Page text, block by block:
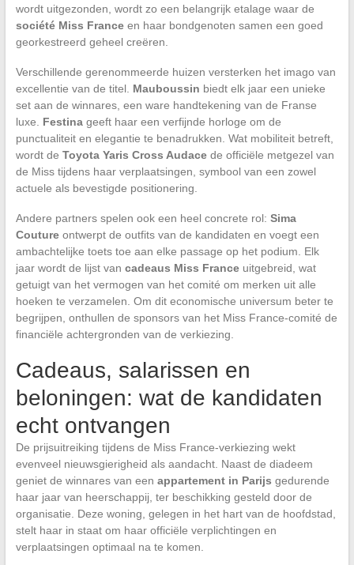
wordt uitgezonden, wordt zo een belangrijk etalage waar de
société Miss Franceen haar bondgenoten samen een goed
georkestreerd geheel creëren.
Verschillende gerenommeerde huizen versterken het imago van
excellentie van de titel. Mauboussin biedt elk jaar een unieke
set aan de winnares, een ware handtekening van de Franse
luxe. Festinageeft haar een verfijnde horloge om de
punctualiteit en elegantie te benadrukken. Wat mobiliteit betreft,
wordt de Toyota Yaris Cross Audacede officiële metgezel van
de Miss tijdens haar verplaatsingen, symbool van een zowel
actuele als bevestigde positionering.
Andere partners spelen ook een heel concrete rol: Sima
Coutureontwerpt de outfits van de kandidaten en voegt een
ambachtelijke toets toe aan elke passage op het podium. Elk
jaar wordt de lijst van cadeaus Miss Franceuitgebreid, wat
getuigt van het vermogen van het comité om merken uit alle
hoeken te verzamelen. Om dit economische universum beter te
begrijpen, onthullen de sponsors van het Miss France-comité de
financiële achtergronden van de verkiezing.
Cadeaus, salarissen en
beloningen: wat de kandidaten
echt ontvangen
De prijsuitreiking tijdens de Miss France-verkiezing wekt
evenveel nieuwsgierigheid als aandacht. Naast de diadeem
geniet de winnares van een appartement in Parijs gedurende
haar jaar van heerschappij, ter beschikking gesteld door de
organisatie. Deze woning, gelegen in het hart van de hoofdstad,
stelt haar in staat om haar officiële verplichtingen en
verplaatsingen optimaal na te komen.